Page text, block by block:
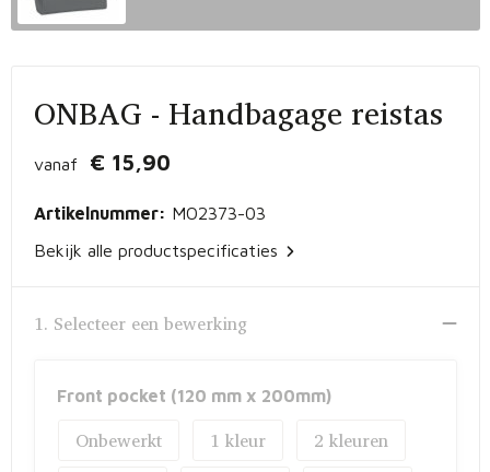
Vrije tijd en Strand
Schrijfwaren
Waterflessen
Kids & games
Kinderen, Peuters en Baby's
Themapakketten
Peuters en Baby's
Gilets
Polo's
Documententassen
Sporttassen
Draagtassen
Lunchtassen
Duffeltassen
Matrozentassen
Tablettassen
ONBAG - Handbagage reistas
vanaf € 15,90
Artikelnummer: MO2373-03
Bekijk alle productspecificaties
1. Selecteer een bewerking
Front pocket (120 mm x 200mm)
Onbewerkt 1
2